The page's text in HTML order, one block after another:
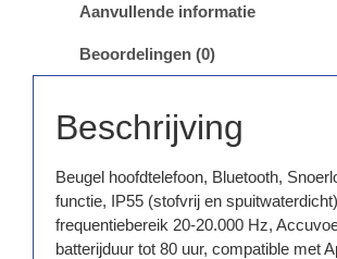
Aanvullende informatie
Beoordelingen (0)
Beschrijving
Beugel hoofdtelefoon, Bluetooth,
functie, IP55 (stofvrij en
frequentiebereik 20-20.000 Hz,
batterijduur tot 80 uur, compatible met